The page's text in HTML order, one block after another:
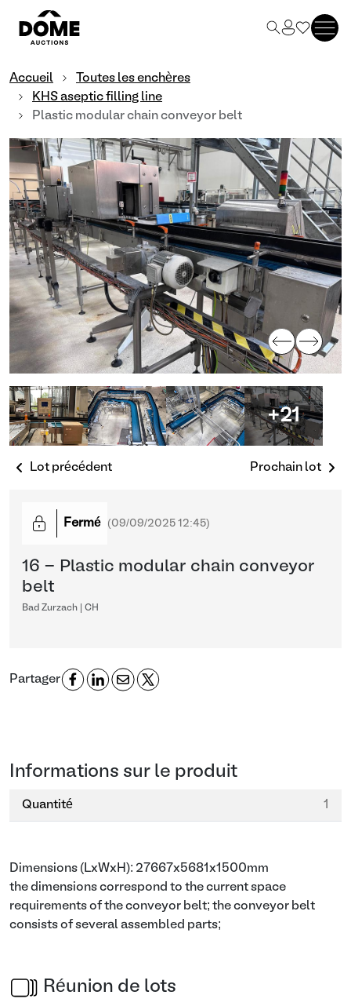
Accueil
Toutes les enchères
KHS aseptic filling line
Plastic modular chain conveyor belt
+21
Lot précédent Prochain lot
Fermé (09/09/2025 12:45)
16 - Plastic modular chain conveyor
belt
Bad Zurzach | CH
Partager
Informations sur le produit
Quantité 1
Dimensions (LxWxH): 27667x5681x1500mm
the dimensions correspond to the current space
requirements of the conveyor belt; the conveyor belt
consists of several assembled parts;
Réunion de lots